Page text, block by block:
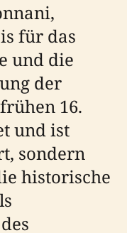
für das
und die
der
16.
und ist
sondern
historische